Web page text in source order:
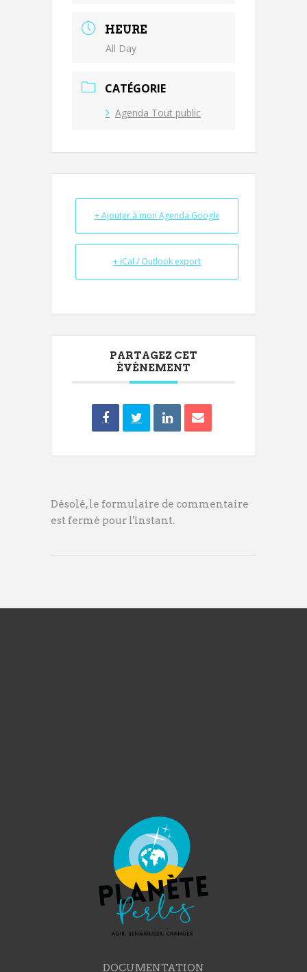
HEURE
All Day
CATÉGORIE
Agenda Tout public
+ Ajouter à mon Agenda Google
+ iCal / Outlook export
PARTAGEZ CET
ÉVÉNEMENT
Désolé, le formulaire de commentaire
est fermé pour l'instant.
DOCUMENTATION